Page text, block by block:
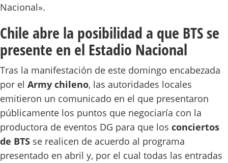
Nacional».
Chile abre la posibilidad a que BTS se
presente en el Estadio Nacional
Tras la manifestación de este domingo encabezada
por el Army chileno, las autoridades locales
emitieron un comunicado en el que presentaron
públicamente los puntos que negociaría con la
productora de eventos DG para que los conciertos
de BTS se realicen de acuerdo al programa
presentado en abril y, por el cual todas las entradas